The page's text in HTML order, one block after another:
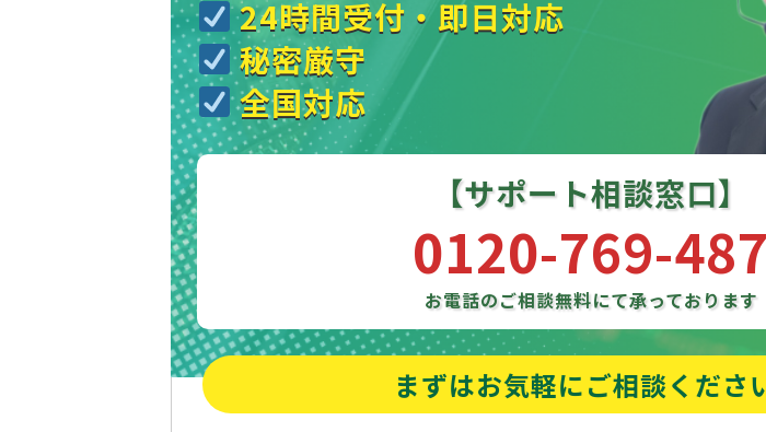
24時間受付・即日対応
秘密厳守
全国対応
【サポート相談窓口】
0120-769-487
お電話のご相談無料にて承っております
まずはお気軽にご相談くださ